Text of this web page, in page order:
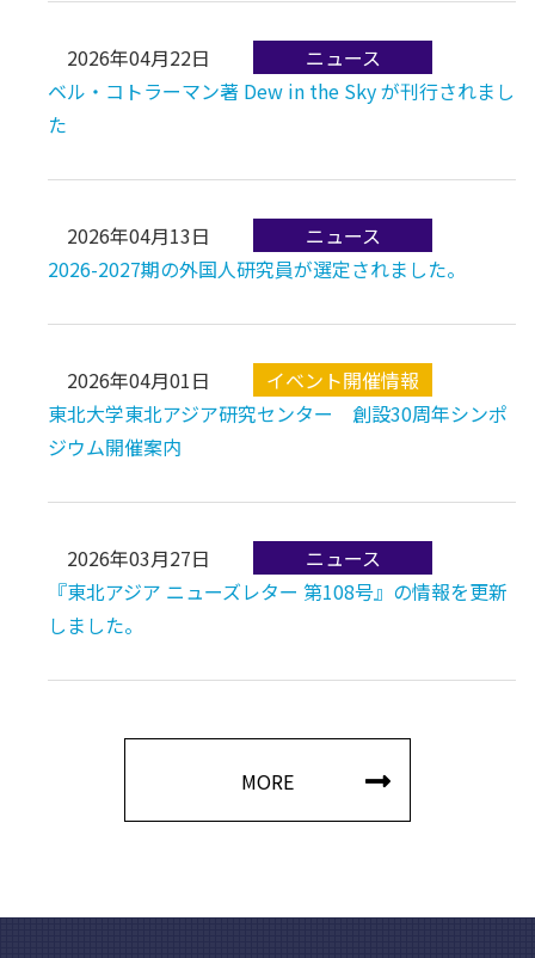
2026年04月22日
ベル・コトラーマン著 Dew in the Sky が刊行されまし
た
2026年04月13日
2026-2027期の外国人研究員が選定されました。
2026年04月01日
東北大学東北アジア研究センター 創設30周年シンポ
ジウム開催案内
2026年03月27日
『東北アジア ニューズレター 第108号』の情報を更新
しました。
MORE